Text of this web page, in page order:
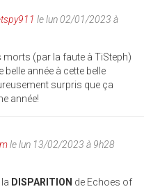
le lun 02/01/2023 à
morts (par la faute à TiSteph)
année à cette belle
surpris que ça
année!
le lun 13/02/2023 à 9h28
DISPARITION de Echoes of